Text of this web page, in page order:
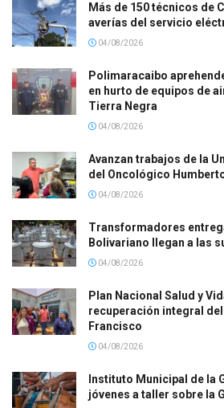
Más de 150 técnicos de
averías del servicio
04/08/2026
Polimaracaibo
en hurto de equipos de
Tierra Negra
04/08/2026
Avanzan trabajos de la
del Oncológico
04/08/2026
Transformadores
Bolivariano llegan a las
04/08/2026
Plan Nacional Salud y
recuperación integral
Francisco
04/08/2026
Instituto Municipal de la
jóvenes a taller sobre la